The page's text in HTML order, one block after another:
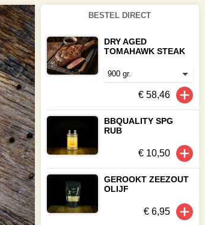
BESTEL DIRECT
DRY AGED
TOMAHAWK STEAK
€ 58,46
BBQUALITY SPG
RUB
€ 10,50
GEROOKT ZEEZOUT
OLIJF
€ 6,95